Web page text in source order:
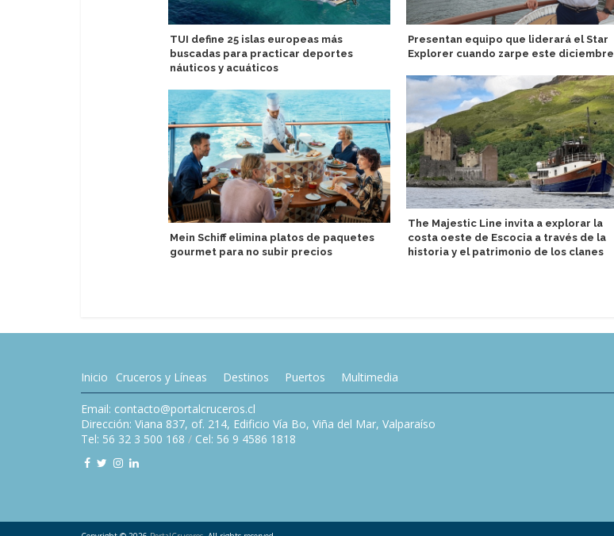
TUI define 25 islas europeas más
buscadas para practicar deportes
náuticos y acuáticos
Mein Schiff elimina platos de paquetes
gourmet para no subir precios
Presentan equipo que liderará el Star
Explorer cuando zarpe este diciembre
The Majestic Line invita a explorar la
costa oeste de Escocia a través de la
historia y el patrimonio de los clanes
Inicio Cruceros y Líneas Destinos Puertos Multimedia
Email: contacto@portalcruceros.cl
Dirección: Viana 837, of. 214, Edificio Vía Bo, Viña del Mar, Valparaíso
Tel: 56 32 3 500 168 / Cel: 56 9 4586 1818